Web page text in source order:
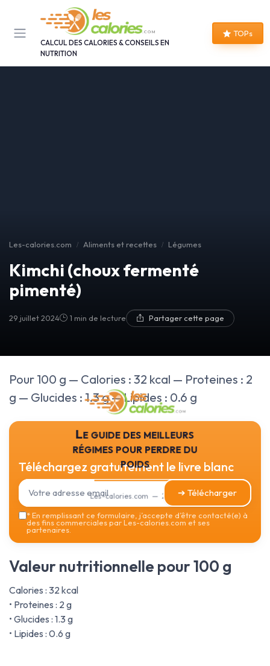
CALCUL DES CALORIES & CONSEILS EN
NUTRITION
TOPs
Les-calories.com Aliments et recettes Légumes
Kimchi (choux fermenté
pimenté)
29 juillet 2024 1 min de lecture Partager cette page
Pour 100 g — Calories : 32 kcal — Proteines : 2
g — Glucides : 1.3 g — Lipides : 0.6 g
Le guide des meilleurs
régimes pour perdre du
poids
Les-calories.com — 2026
Téléchargez gratuitement le livre blanc
➔ Télécharger
*En remplissant ce formulaire, j’accepte d’être contacté(e) à
des fins commerciales par Les-calories.com et ses
partenaires.
Valeur nutritionnelle pour 100 g
Calories : 32 kcal
• Proteines : 2 g
• Glucides : 1.3 g
• Lipides : 0.6 g
Panneau de gestion des cookies